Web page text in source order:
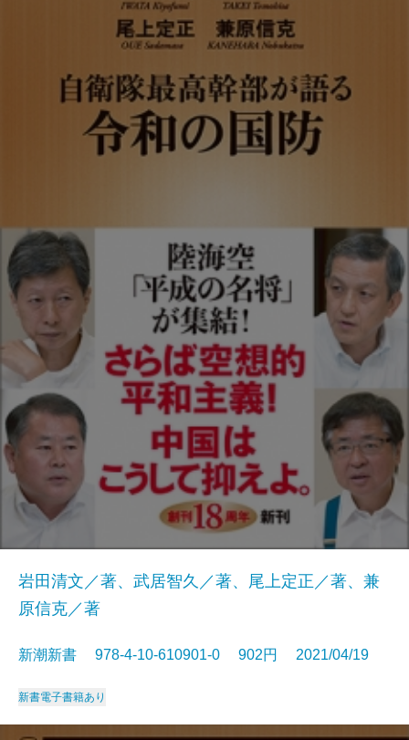
岩田清文／著、武居智久／著、尾上定正／著、兼
原信克／著
新潮新書 978-4-10-610901-0 902円 2021/04/19
新書電子書籍あり